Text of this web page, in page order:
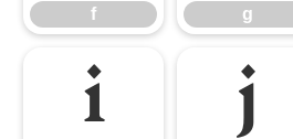
f g
i j